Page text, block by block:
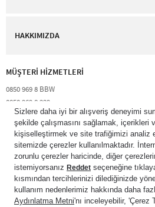
HAKKIMIZDA
MÜŞTERİ HİZMETLERİ​
0850 969 8 BBW​
0850 969 8 229​​
destek@bathandbodyworks.com.tr
Resmi tatiller hariç hafta içi 09:00 – 18:00
© 2026 Bath & Body Works Direct Inc.
lisansı aracılığıyla işletilen ticari